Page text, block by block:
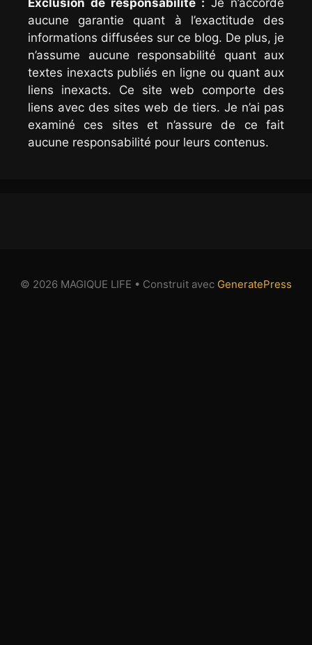
aucune garantie quant à l’exactitude des
informations diffusées sur ce blog. De plus, je
n’assume aucune responsabilité quant aux
textes inexacts publiés en ligne ou quant aux
liens inexacts. Ce site web comporte des
liens avec des sites web de tiers. Je n’ai pas
examiné ces sites et n’assure de ce fait
aucune responsabilité pour leurs contenus.
© 2026 MAGIQUE LIFE • Construit avec GeneratePress